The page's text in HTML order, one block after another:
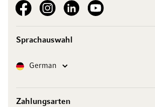
See our FacebookSee our Instagram account
See our LinkedInSee our YouTube channel
Sprachauswahl
SpracheGerman
Zahlungsarten